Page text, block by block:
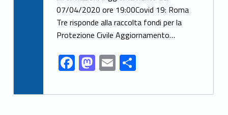
o
o
k
o
n
vi
di
07/04/2020 ore 19:00Covid 19: Roma
Tre risponde alla raccolta fondi per la
Protezione Civile Aggiornamento…
F
ac
e
M
as
to
E
m
ai
C
n